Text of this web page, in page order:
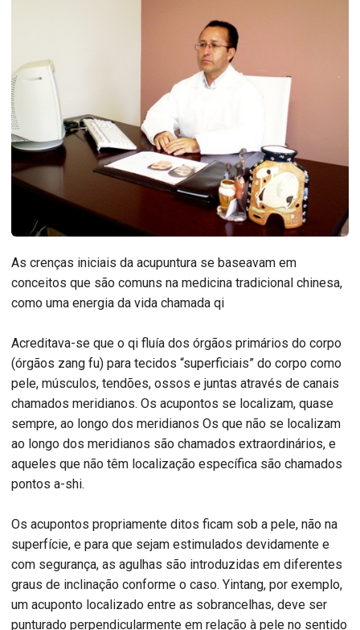
As crenças iniciais da acupuntura se baseavam em
conceitos que são comuns na medicina tradicional chinesa,
como uma energia da vida chamada qi
Acreditava-se que o qi fluía dos órgãos primários do corpo
(órgãos zang fu) para tecidos “superficiais” do corpo como
pele, músculos, tendões, ossos e juntas através de canais
chamados meridianos. Os acupontos se localizam, quase
sempre, ao longo dos meridianos Os que não se localizam
ao longo dos meridianos são chamados extraordinários, e
aqueles que não têm localização específica são chamados
pontos a-shi.
Os acupontos propriamente ditos ficam sob a pele, não na
superfície, e para que sejam estimulados devidamente e
com segurança, as agulhas são introduzidas em diferentes
graus de inclinação conforme o caso. Yintang, por exemplo,
um acuponto localizado entre as sobrancelhas, deve ser
punturado perpendicularmente em relação à pele no sentido